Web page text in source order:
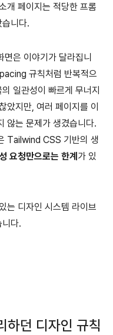
개 페이지는 적당한 프롬
니다.
은 이야기가 달라집니
규칙처럼 반복적으
일관성이 빠르게 무너지
았지만, 여러 페이지를 이
않는 문제가 생겼습니다.
Tailwind CSS 기반의 생
요청만으로는 한계 가 있
는 디자인 시스템 라이브
다.
하던 디자인 규칙